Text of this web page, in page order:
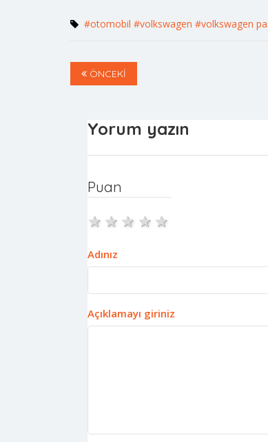
#otomobil #volkswagen #volkswagen
ÖNCEKİ
Yorum yazın
Puan
4 stars
3 stars
2 stars
1 star
Adınız
Açıklamayı giriniz